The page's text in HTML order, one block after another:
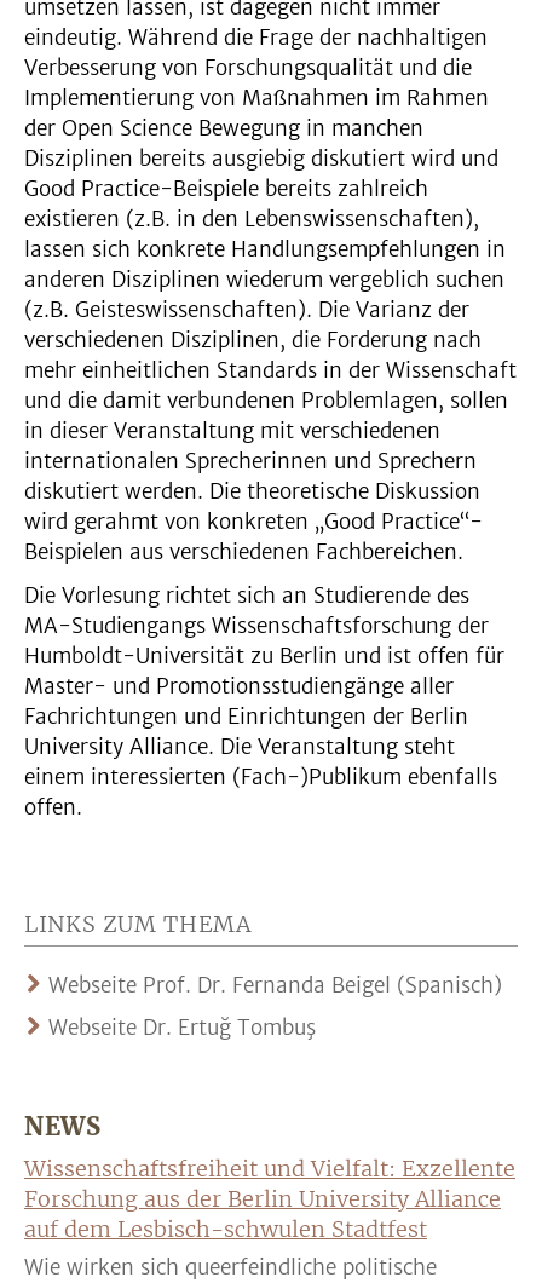
umsetzen lassen, ist dagegen nicht immer
eindeutig. Während die Frage der nachhaltigen
Verbesserung von Forschungsqualität und die
Implementierung von Maßnahmen im Rahmen
der Open Science Bewegung in manchen
Disziplinen bereits ausgiebig diskutiert wird und
Good Practice-Beispiele bereits zahlreich
existieren (z.B. in den Lebenswissenschaften),
lassen sich konkrete Handlungsempfehlungen in
anderen Disziplinen wiederum vergeblich suchen
(z.B. Geisteswissenschaften). Die Varianz der
verschiedenen Disziplinen, die Forderung nach
mehr einheitlichen Standards in der Wissenschaft
und die damit verbundenen Problemlagen, sollen
in dieser Veranstaltung mit verschiedenen
internationalen Sprecherinnen und Sprechern
diskutiert werden. Die theoretische Diskussion
wird gerahmt von konkreten „Good Practice“-
Beispielen aus verschiedenen Fachbereichen.
Die Vorlesung richtet sich an Studierende des
MA-Studiengangs Wissenschaftsforschung der
Humboldt-Universität zu Berlin und ist offen für
Master- und Promotionsstudiengänge aller
Fachrichtungen und Einrichtungen der Berlin
University Alliance. Die Veranstaltung steht
einem interessierten (Fach-)Publikum ebenfalls
offen.
LINKS ZUM THEMA
Webseite Prof. Dr. Fernanda Beigel (Spanisch)
Webseite Dr. Ertuğ Tombuş
NEWS
Wissenschaftsfreiheit und Vielfalt: Exzellente
Forschung aus der Berlin University Alliance
auf dem Lesbisch-schwulen Stadtfest
Wie wirken sich queerfeindliche politische